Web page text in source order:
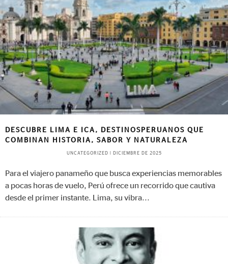
DESCUBRE LIMA E ICA, DESTINOSPERUANOS QUE
COMBINAN HISTORIA, SABOR Y NATURALEZA
UNCATEGORIZED DICIEMBRE DE 2025
Para el viajero panameño que busca experiencias memorables
a pocas horas de vuelo, Perú ofrece un recorrido que cautiva
desde el primer instante. Lima, su vibra...